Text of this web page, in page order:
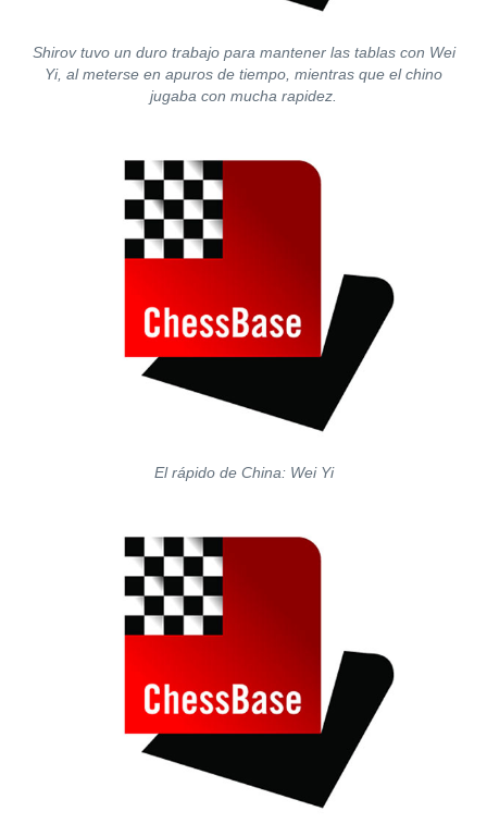
Shirov tuvo un duro trabajo para mantener las tablas con Wei
Yi, al meterse en apuros de tiempo, mientras que el chino
jugaba con mucha rapidez.
El rápido de China: Wei Yi